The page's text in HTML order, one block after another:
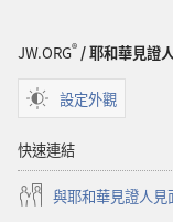
JW.ORG®/ 耶和華見證
設定外觀
快速連結
與耶和華見證人見